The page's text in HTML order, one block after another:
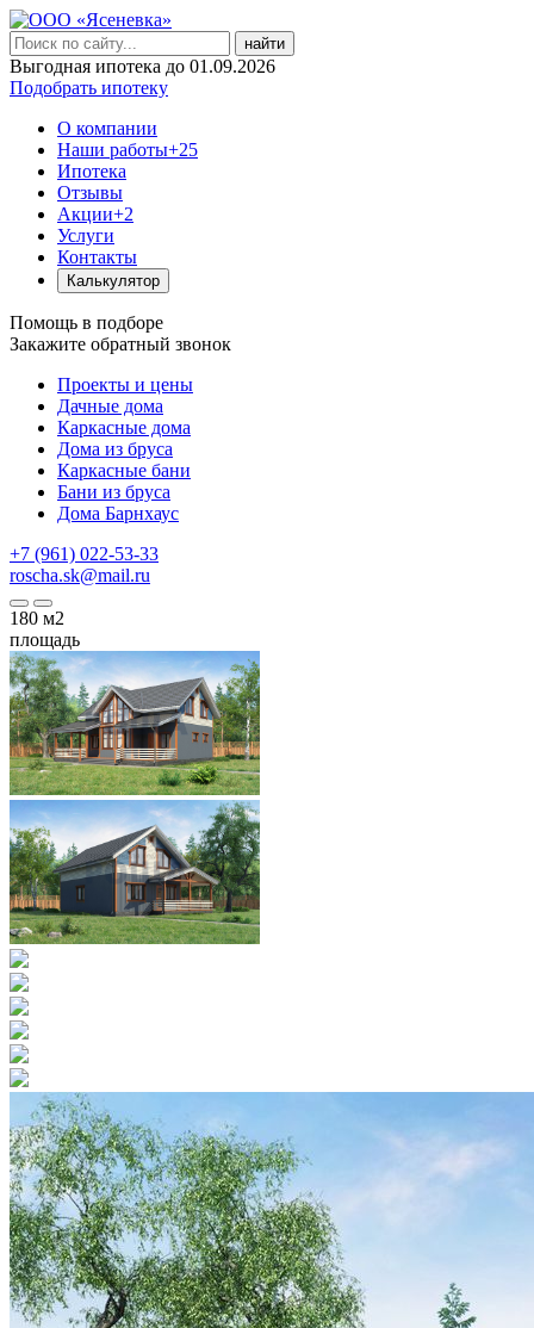
найти
Выгодная ипотека до 01.09.2026
Подобрать ипотеку
О компании
Наши работы+25
Ипотека
Отзывы
Акции+2
Услуги
Контакты
Калькулятор
Помощь в подборе
Закажите обратный звонок
Проекты и цены
Дачные дома
Каркасные дома
Дома из бруса
Каркасные бани
Бани из бруса
Дома Барнхаус
+7 (961) 022-53-33
roscha.sk@mail.ru
180 м2
площадь